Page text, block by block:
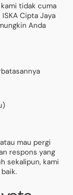
kami tidak cuma
Cipta Jaya
Anda
mau pergi
respons yang
sekalipun, kami